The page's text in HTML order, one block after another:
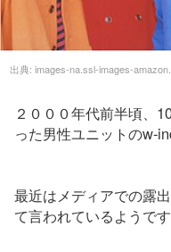
出典: images-na.ssl-images-
２０００年代前半頃、
った男性ユニットのw-
最近はメディアでの露
て言われているようです